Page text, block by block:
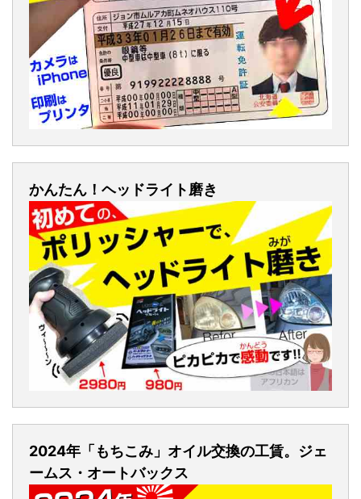
かんたん！ヘッドライト磨き
2024年「もちこみ」オイル交換の工賃。ジェ
ームス・オートバックス